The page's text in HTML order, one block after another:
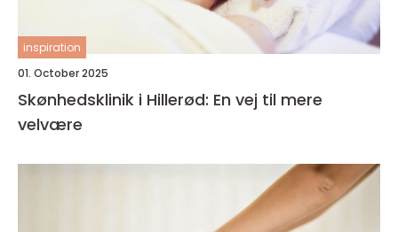
inspiration
01. October 2025
Skønhedsklinik i Hillerød: En vej til mere
velvære